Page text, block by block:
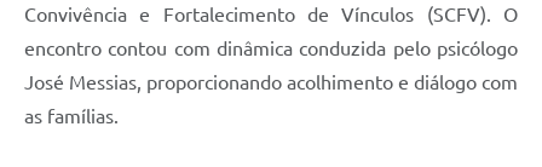
Convivência e Fortalecimento de Vínculos (SCFV). O
encontro contou com dinâmica conduzida pelo psicólogo
José Messias, proporcionando acolhimento e diálogo com
as famílias.